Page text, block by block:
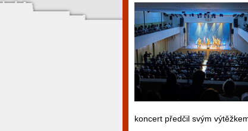
koncert předčil svým